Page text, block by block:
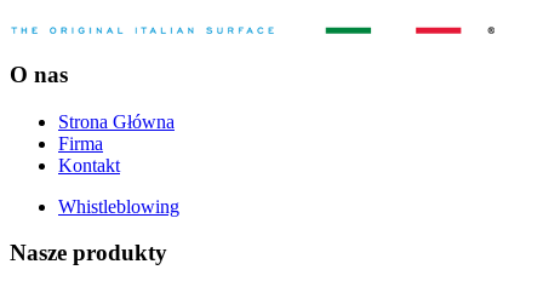
O nas
Strona Główna
Firma
Kontakt
Whistleblowing
Nasze produkty